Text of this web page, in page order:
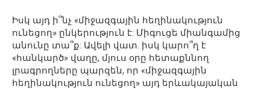
Իսկ այդ ի՞նչ «միջազգային հեղինակություն
ունեցող» ընկերություն է: Միգուցե միանգամից
անունը տա՞ք: Ավելի վատ. իսկ կարո՞ղ է
«հանկարծ» վաղը, մյուս օրը հետաքննող
լրագրողները պարզեն, որ «միջազգային
հեղինակություն ունեցող» այդ երևակայական